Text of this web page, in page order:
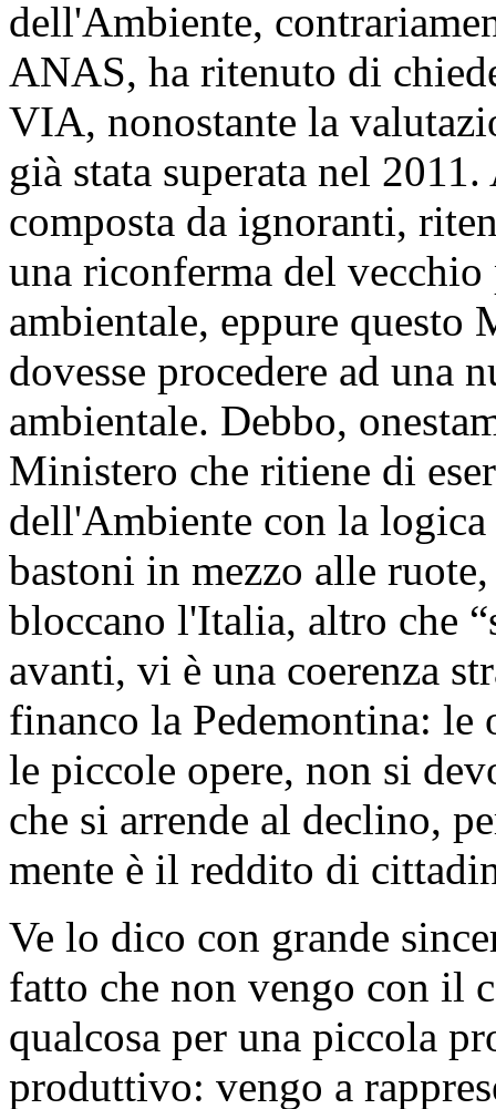
dell'Ambiente,
ANAS, ha ritenuto di
VIA, nonostante la
già stata superata nel
composta da ignoranti,
una riconferma del
ambientale, eppure questo
dovesse procedere ad una
ambientale. Debbo,
Ministero che ritiene di
dell'Ambiente con la
bastoni in mezzo alle
bloccano l'Italia, altro che
avanti, vi è una coerenza
financo la Pedemontina: le
le piccole opere, non si
che si arrende al declino,
mente è il reddito di
Ve lo dico con grande
fatto che non vengo con il
qualcosa per una piccola
produttivo: vengo a